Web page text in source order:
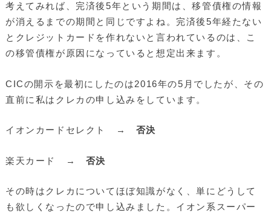
考えてみれば、完済後5年という期間は、移管債権の情報
が消えるまでの期間と同じですよね。完済後5年経たない
とクレジットカードを作れないと言われているのは、こ
の移管債権が原因になっていると想定出来ます。
CICの開示を最初にしたのは2016年の5月でしたが、その
直前に私はクレカの申し込みをしています。
イオンカードセレクト → 否決
楽天カード → 否決
その時はクレカについてほぼ知識がなく、単にどうして
も欲しくなったので申し込みました。イオン系スーパー